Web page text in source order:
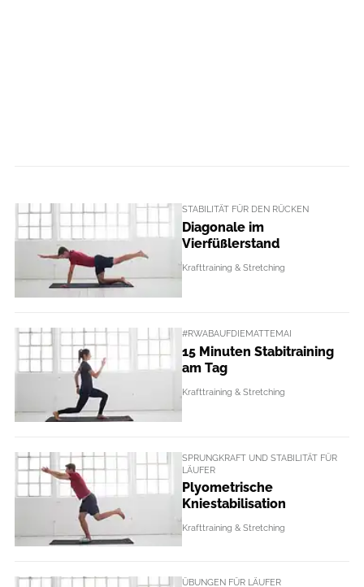
STABILITÄT FÜR DEN RÜCKEN
Diagonale im
Vierfüßlerstand
Krafttraining & Stretching
#RWABAUFDIEMATTEMAI
15 Minuten Stabitraining
am Tag
Krafttraining & Stretching
SPRUNGKRAFT UND STABILITÄT FÜR
LÄUFER
Plyometrische
Kniestabilisation
Krafttraining & Stretching
ÜBUNGEN FÜR LÄUFER